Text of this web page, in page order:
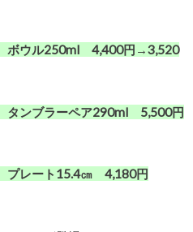
ウル250ml 4,400円→3,520
ンブラーペア290ml 5,500円
レート15.4㎝ 4,180円